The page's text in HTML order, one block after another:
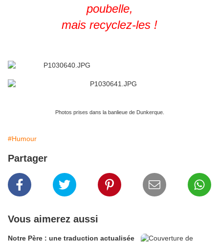
poubelle,
mais recyclez-les !
Photos prises dans la banlieue de Dunkerque.
#Humour
Partager
Vous aimerez aussi
Notre Père : une traduction actualisée